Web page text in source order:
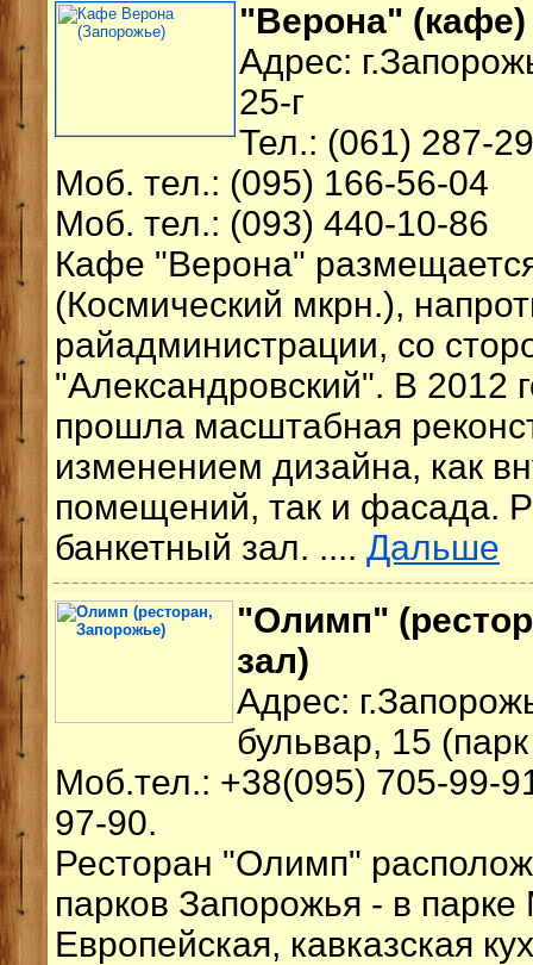
"Верона" (кафе)
Адрес:
25-г
Тел.: (061) 287-
Моб. тел.: (095) 166-56-04
Моб. тел.: (093) 440-10-86
Кафе "Верона"
(Космический мкрн.),
райадминистрации, со
"Александровский". В 2012
прошла масштабная
изменением дизайна, как
помещений, так и фасада.
банкетный зал. .... Дальше
"Олимп"
зал)
Адрес:
бульвар, 15
Моб.тел.: +38(095) 705-99-
97-90.
Ресторан "Олимп"
парков Запорожья - в парке
Европейская, кавказская